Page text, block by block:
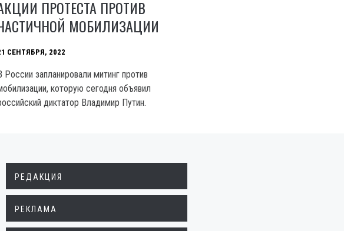
ПРОТЕСТА ПРОТИВ
МОБИЛИЗАЦИИ
СЕНТЯБРЯ, 2022
России запланировали митинг против
которую сегодня объявил
диктатор Владимир Путин.
РЕДАКЦИЯ
РЕКЛАМА